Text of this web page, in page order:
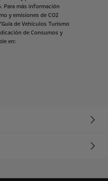
Para más información
y emisiones de CO2
de Vehículos Turismo
de Consumos y
en: